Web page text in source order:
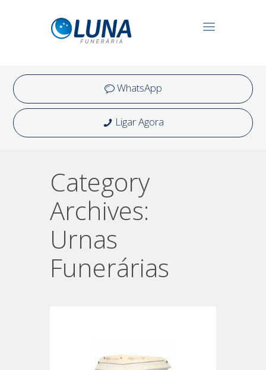
WhatsApp
Ligar Agora
Category
Archives:
Urnas
Funerárias